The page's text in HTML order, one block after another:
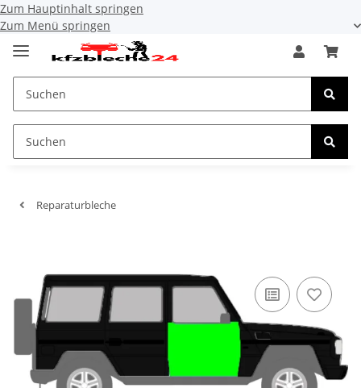
Zum Hauptinhalt springen
Zum Menü springen
Reparaturbleche